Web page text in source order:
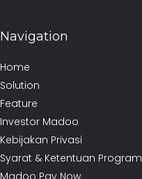
Navigation
Home
Solution
Feature
Investor Madoo
Kebijakan Privasi
Syarat & Ketentuan Program